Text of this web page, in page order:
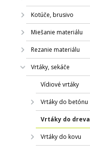
Kotúče, brusivo
Miešanie materiálu
Rezanie materiálu
Vrtáky, sekáče
Vídiové vrtáky
Vrtáky do betónu
Vrtáky do dreva
Vrtáky do kovu